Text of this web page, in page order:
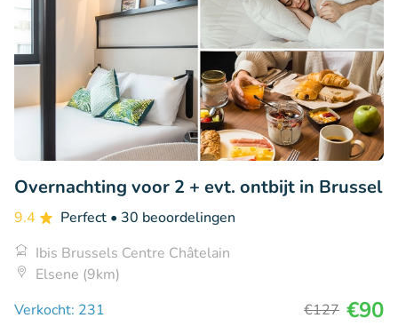
Overnachting voor 2 + evt. ontbijt in Brussel
9.4 Perfect • 30 beoordelingen
Ibis Brussels Centre Châtelain
Elsene (9km)
Verkocht: 231
€127 €90